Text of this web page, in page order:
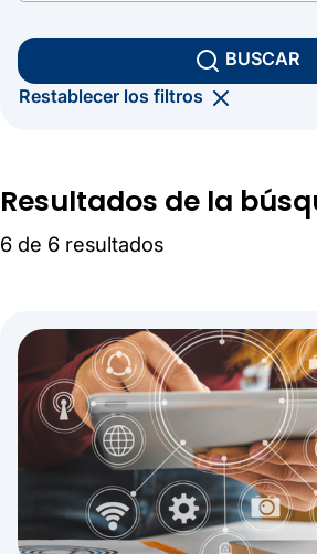
BUSCAR
Restablecer los filtros
Resultados de la
6 de 6 resultados